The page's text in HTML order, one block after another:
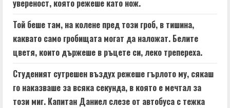
R
e
a
d
i
увереност, която режеше като нож.
Той беше там, на колене пред този гроб, в тишина,
каквато само гробищата могат да наложат. Белите
цветя, които държеше в ръцете си, леко трепереха.
Студеният сутрешен въздух режеше гърлото му, сякаш
го наказваше за всяка секунда, в която е мечтал за
този миг. Капитан Даниел слезе от автобуса с тежка